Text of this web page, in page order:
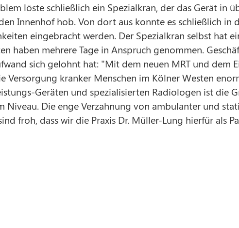
löste schließlich ein Spezialkran, der das Gerät in
Innenhof hob. Von dort aus konnte es schließlich in
eingebracht werden. Der Spezialkran selbst hat
haben mehrere Tage in Anspruch genommen.
sich gelohnt hat: "Mit dem neuen MRT und dem
Versorgung kranker Menschen im Kölner Westen
Geräten und spezialisierten Radiologen ist die
Niveau. Die enge Verzahnung von ambulanter und
froh, dass wir die Praxis Dr. Müller-Lung hierfür als